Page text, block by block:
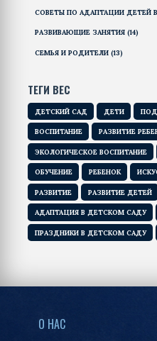
СОВЕТЫ ПО АДАПТАЦИИ ДЕТЕЙ
РАЗВИВАЮЩИЕ ЗАНЯТИЯ (14)
СЕМЬЯ И РОДИТЕЛИ (13)
ТЕГИ ВЕС
ДЕТСКИЙ САД ДЕТИ
ВОСПИТАНИЕ РАЗВИТИЕ
ЭКОЛОГИЧЕСКОЕ ВОСПИТАНИЕ
ОБУЧЕНИЕ РЕБЕНОК
РАЗВИТИЕ РАЗВИТИЕ ДЕТЕЙ
АДАПТАЦИЯ В ДЕТСКОМ САДУ
ПРАЗДНИКИ В ДЕТСКОМ САДУ
О НАС